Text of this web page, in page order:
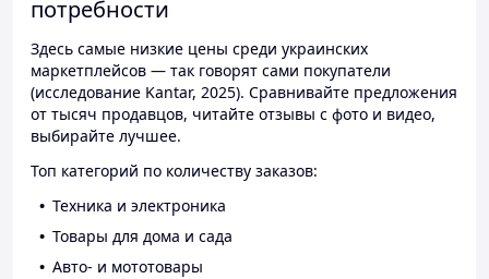
потребности
Здесь самые низкие цены среди украинских
маркетплейсов — так говорят сами покупатели
(исследование Kantar, 2025). Сравнивайте предложения
от тысяч продавцов, читайте отзывы с фото и видео,
выбирайте лучшее.
Топ категорий по количеству заказов:
Техника и электроника
Товары для дома и сада
Авто- и мототовары